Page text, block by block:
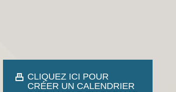
CLIQUEZ ICI POUR
CRÉER UN CALENDRIER